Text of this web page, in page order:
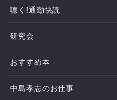
聴く!通勤快読
研究会
おすすめ本
中島孝志のお仕事